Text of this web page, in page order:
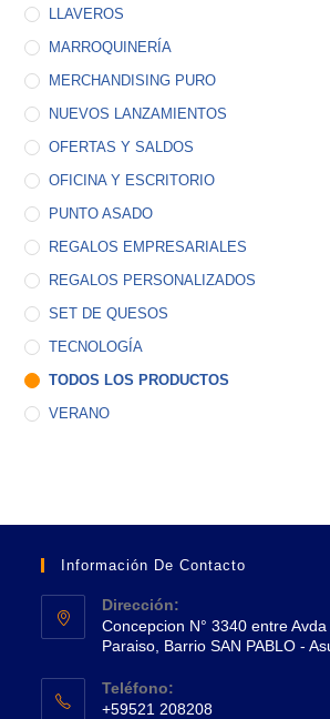
LLAVEROS
MARROQUINERÍA
MERCHANDISING PURO
NUEVOS LANZAMIENTOS
OFERTAS Y SALDOS
OFICINA Y ESCRITORIO
PUNTO ASADO
REGALOS EMPRESARIALES
REGALOS PERSONALIZADOS
SET DE QUESOS
TECNOLOGÍA
TODOS LOS PRODUCTOS
VERANO
Información De Contacto
Dirección:
Concepcion N° 3340 entre
Paraiso, Barrio SAN PABLO -
abre
Teléfono:
+59521 208208